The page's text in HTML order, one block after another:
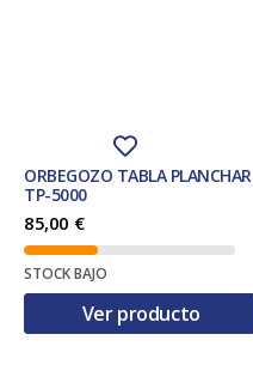
ORBEGOZO TABLA PLANCHAR
TP-5000
85,00 €
STOCK BAJO
Ver producto